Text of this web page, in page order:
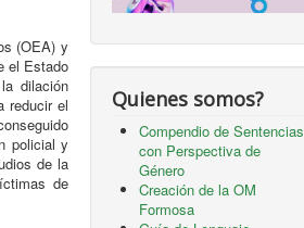
(OEA) y
el Estado
dilación
reducir el
policial y
de la
de
Quienes somos?
Compendio de Sentencias
con Perspectiva de
Género
Creación de la OM
Formosa